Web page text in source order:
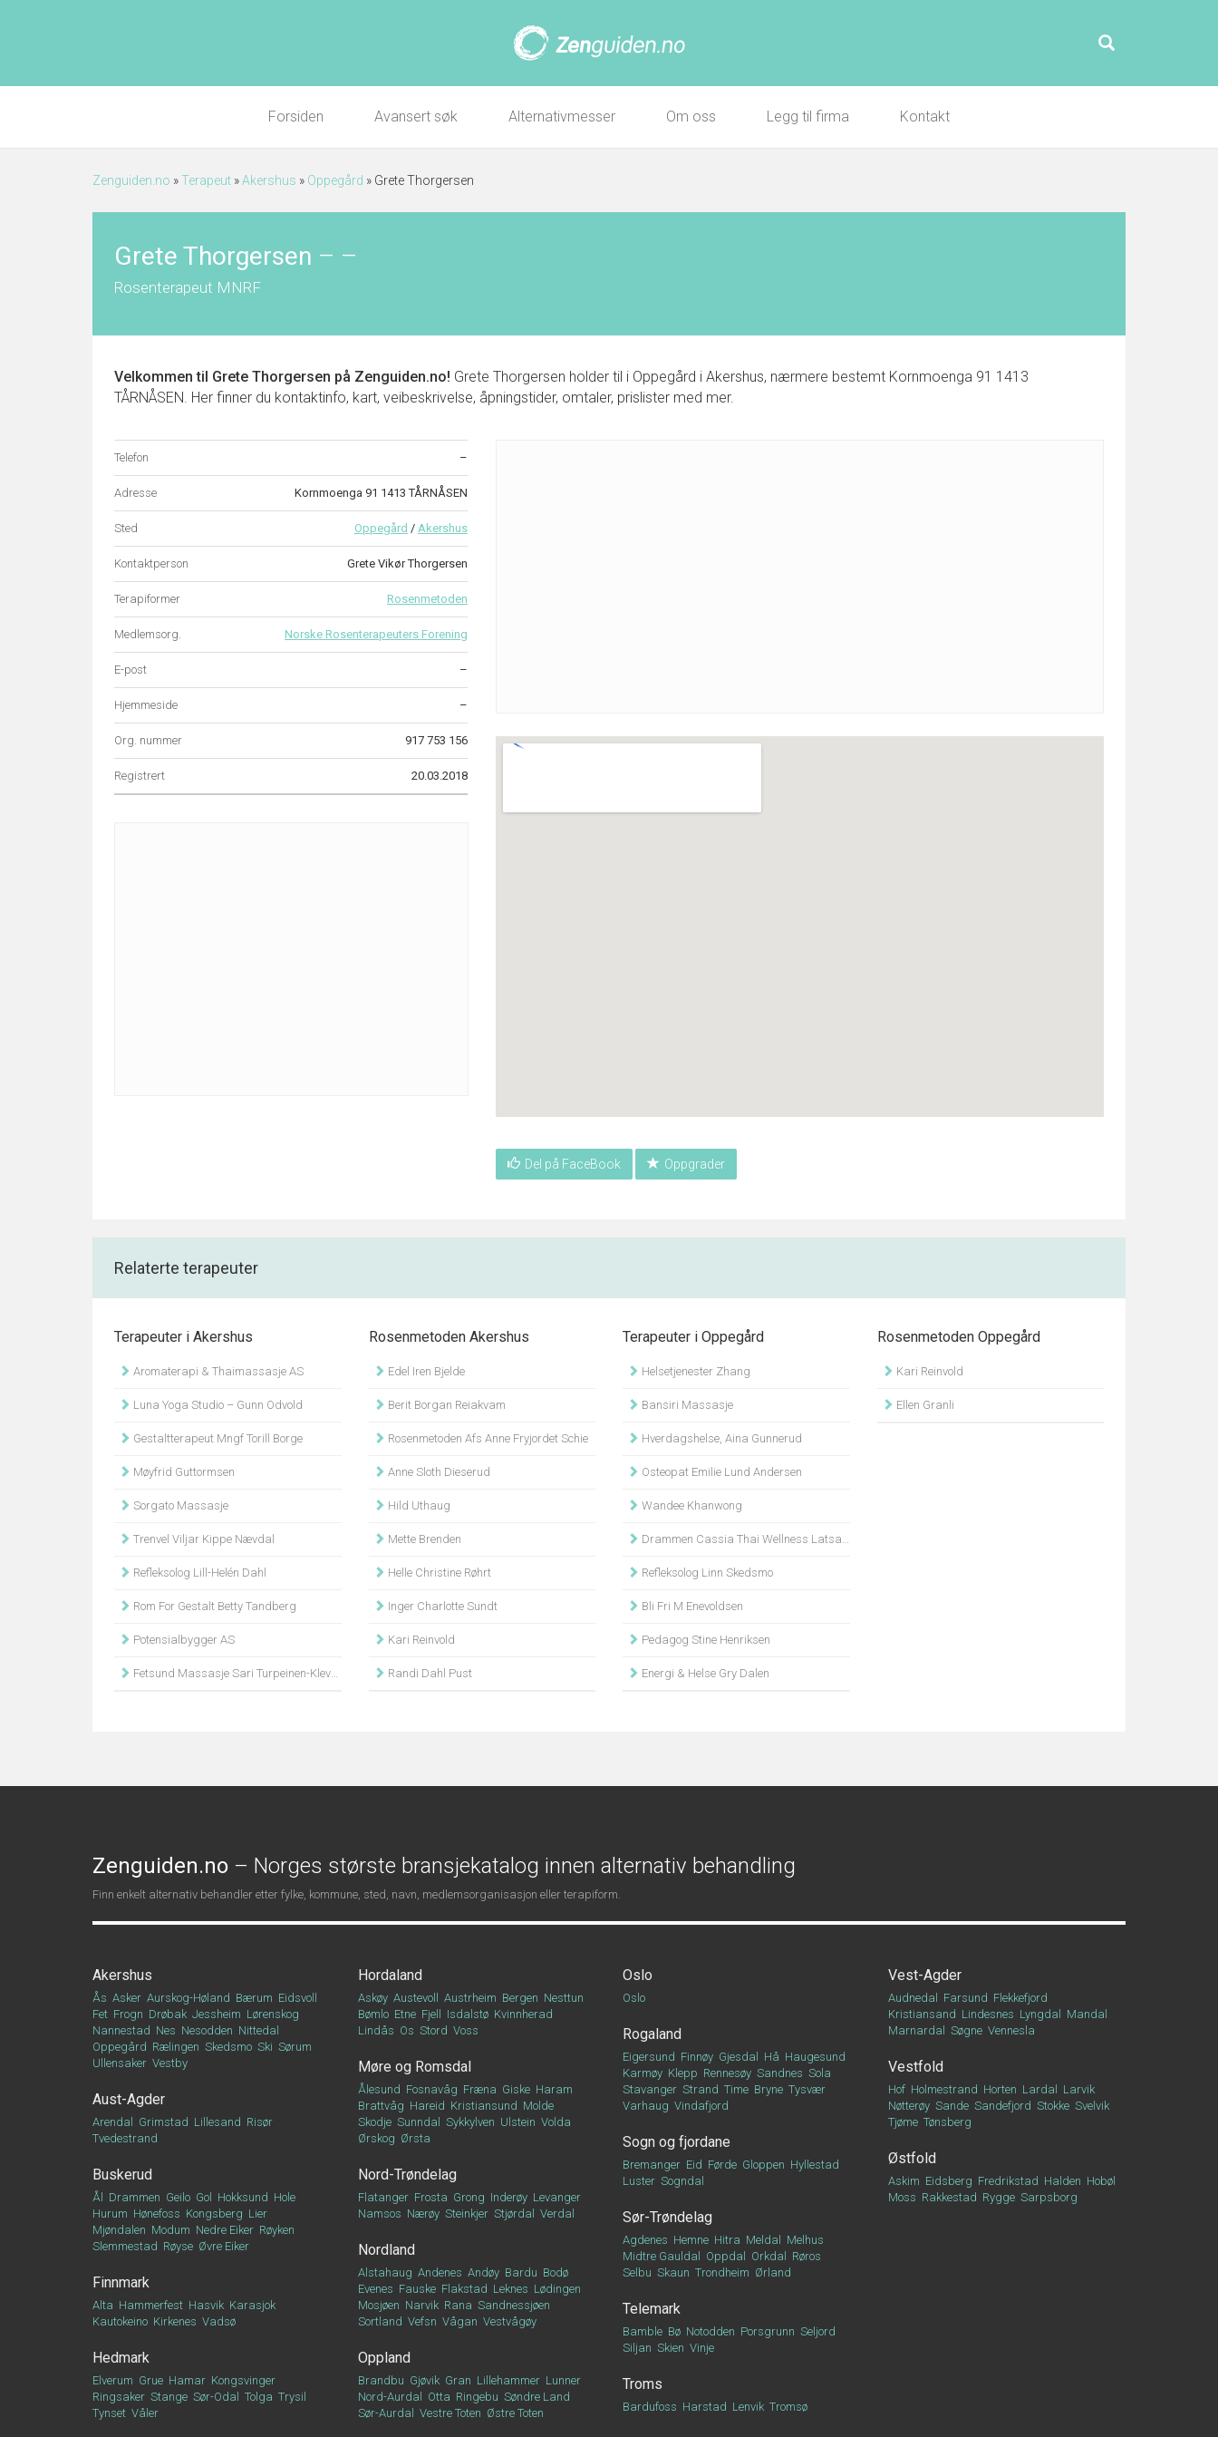
Forsiden Avansert søk Alternativmesser Om oss Legg til firma Kontakt
Zenguiden.no »Terapeut »Akershus » Oppegård » Grete Thorgersen
Grete Thorgersen – –
Rosenterapeut MNRF
Velkommen til Grete Thorgersen på Zenguiden.no! Grete Thorgersen holder til i Oppegård i Akershus, nærmere bestemt Kornmoenga 91 1413
TÅRNÅSEN. Her finner du kontaktinfo, kart, veibeskrivelse, åpningstider, omtaler, prislister med mer.
Telefon –
Adresse Kornmoenga 91 1413 TÅRNÅSEN
Sted Oppegård / Akershus
Kontaktperson Grete Vikør Thorgersen
Terapiformer Rosenmetoden
Medlemsorg. Norske Rosenterapeuters Forening
E-post –
Hjemmeside –
Org. nummer 917 753 156
Registrert 20.03.2018
Del på FaceBook Oppgrader
Relaterte terapeuter
Terapeuter i Akershus
Aromaterapi & Thaimassasje AS
Luna Yoga Studio – Gunn Odvold
Gestaltterapeut Mngf Torill Borge
Møyfrid Guttormsen
Sorgato Massasje
Trenvel Viljar Kippe Nævdal
Refleksolog Lill-Helén Dahl
Rom For Gestalt Betty Tandberg
Potensialbygger AS
Fetsund Massasje Sari Turpeinen-Klevstuen
Rosenmetoden Akershus
Edel Iren Bjelde
Berit Borgan Reiakvam
Rosenmetoden Afs Anne Fryjordet Schie
Anne Sloth Dieserud
Hild Uthaug
Mette Brenden
Helle Christine Røhrt
Inger Charlotte Sundt
Kari Reinvold
Randi Dahl Pust
Terapeuter i Oppegård
Helsetjenester Zhang
Bansiri Massasje
Hverdagshelse, Aina Gunnerud
Osteopat Emilie Lund Andersen
Wandee Khanwong
Drammen Cassia Thai Wellness Latsamy Nilsson
Refleksolog Linn Skedsmo
Bli Fri M Enevoldsen
Pedagog Stine Henriksen
Energi & Helse Gry Dalen
Rosenmetoden Oppegård
Kari Reinvold
Ellen Granli
Zenguiden.no – Norges største bransjekatalog innen alternativ behandling
Finn enkelt alternativ behandler etter fylke, kommune, sted, navn, medlemsorganisasjon eller terapiform.
Akershus
Ås Asker Aurskog-Høland Bærum Eidsvoll
Fet Frogn Drøbak Jessheim Lørenskog
Nannestad Nes Nesodden Nittedal
Oppegård Rælingen Skedsmo Ski Sørum
Ullensaker Vestby
Aust-Agder
Arendal Grimstad Lillesand Risør
Tvedestrand
Buskerud
Ål Drammen Geilo Gol Hokksund Hole
Hurum Hønefoss Kongsberg Lier
Mjøndalen Modum Nedre Eiker Røyken
Slemmestad Røyse Øvre Eiker
Finnmark
Alta Hammerfest Hasvik Karasjok
Kautokeino Kirkenes Vadsø
Hedmark
Elverum Grue Hamar Kongsvinger
Ringsaker Stange Sør-Odal Tolga Trysil
Tynset Våler
Hordaland
Askøy Austevoll Austrheim Bergen Nesttun
Bømlo Etne Fjell Isdalstø Kvinnherad
Lindås Os Stord Voss
Møre og Romsdal
Ålesund Fosnavåg Fræna Giske Haram
Brattvåg Hareid Kristiansund Molde
Skodje Sunndal Sykkylven Ulstein Volda
Ørskog Ørsta
Nord-Trøndelag
Flatanger Frosta Grong Inderøy Levanger
Namsos Nærøy Steinkjer Stjørdal Verdal
Nordland
Alstahaug Andenes Andøy Bardu Bodø
Evenes Fauske Flakstad Leknes Lødingen
Mosjøen Narvik Rana Sandnessjøen
Sortland Vefsn Vågan Vestvågøy
Oppland
Brandbu Gjøvik Gran Lillehammer Lunner
Nord-Aurdal
Otta Ringebu Søndre Land
Sør-Aurdal
Vestre Toten Østre Toten
Oslo
Oslo
Rogaland
Eigersund Finnøy Gjesdal Hå Haugesund
Karmøy Klepp Rennesøy Sandnes Sola
Stavanger Strand Time Bryne Tysvær
Varhaug Vindafjord
Sogn og fjordane
Bremanger Eid Førde Gloppen Hyllestad
Luster Sogndal
Sør-Trøndelag
Agdenes Hemne Hitra Meldal
Melhus
Midtre Gauldal
Oppdal Orkdal
Røros
Selbu Skaun Trondheim Ørland
Telemark
Bamble Bø Notodden Porsgrunn Seljord
Siljan Skien Vinje
Troms
Bardufoss Harstad Lenvik Tromsø
Vest-Agder
Audnedal Farsund Flekkefjord
Kristiansand Lindesnes Lyngdal
Mandal
Marnardal
Søgne Vennesla
Vestfold
Hof Holmestrand Horten Lardal
Larvik
Nøtterøy Sande Sandefjord Stokke Svelvik
Tjøme Tønsberg
Østfold
Askim Eidsberg Fredrikstad Halden Hobøl
Moss Rakkestad Rygge Sarpsborg